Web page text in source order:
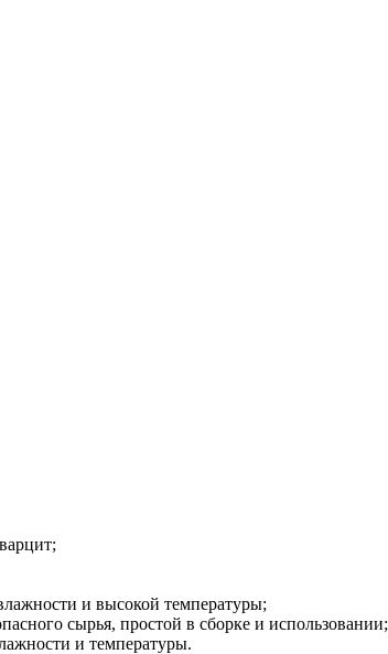
и высокой температуры;
сырья, простой в сборке и использовании;
и температуры.